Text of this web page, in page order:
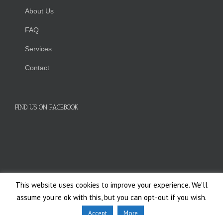
About Us
FAQ
Services
Contact
FIND US ON FACEBOOK
FacebookYouTubeLinkedIn
This website uses cookies to improve your experience. We'll
assume you're ok with this, but you can opt-out if you wish.
Accept More